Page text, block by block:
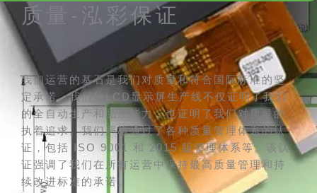
质量-泓彩保证
我们运营的基石是我们对质量和符合国际标准的坚
定承诺。我们的LCD显示屏生产线不仅证明了我们
的全自动生产和品质能力，也证明了我们对质量的
执着追求。我们严格通过了各种质量管理体系的认
证，包括 ISO 9001 和 2015 版管理体系等。该认
证强调了我们在所有运营中保持最高质量管理和持
续改进标准的承诺。